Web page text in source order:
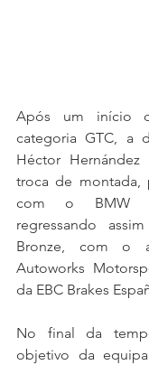
Após um início
categoria GTC, a
Héctor
troca de montada,
com o BMW
regressando
Bronze, com o
Autoworks
da EBC Brakes
No final da
objetivo da